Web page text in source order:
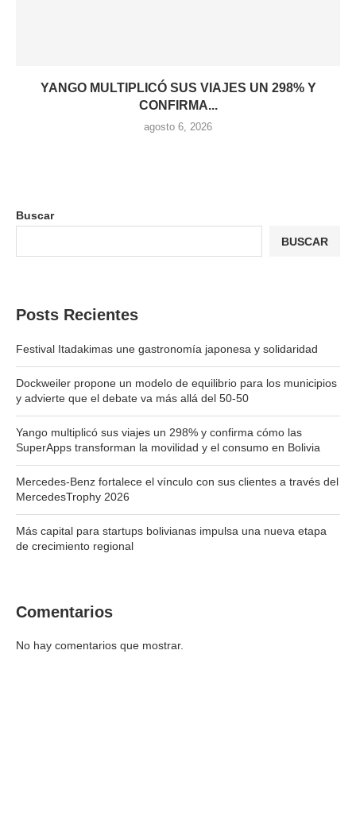
YANGO MULTIPLICÓ SUS VIAJES UN 298% Y
CONFIRMA...
agosto 6, 2026
Buscar
BUSCAR
Posts Recientes
Festival Itadakimas une gastronomía japonesa y solidaridad
Dockweiler propone un modelo de equilibrio para los municipios
y advierte que el debate va más allá del 50-50
Yango multiplicó sus viajes un 298% y confirma cómo las
SuperApps transforman la movilidad y el consumo en Bolivia
Mercedes-Benz fortalece el vínculo con sus clientes a través del
MercedesTrophy 2026
Más capital para startups bolivianas impulsa una nueva etapa
de crecimiento regional
Comentarios
No hay comentarios que mostrar.